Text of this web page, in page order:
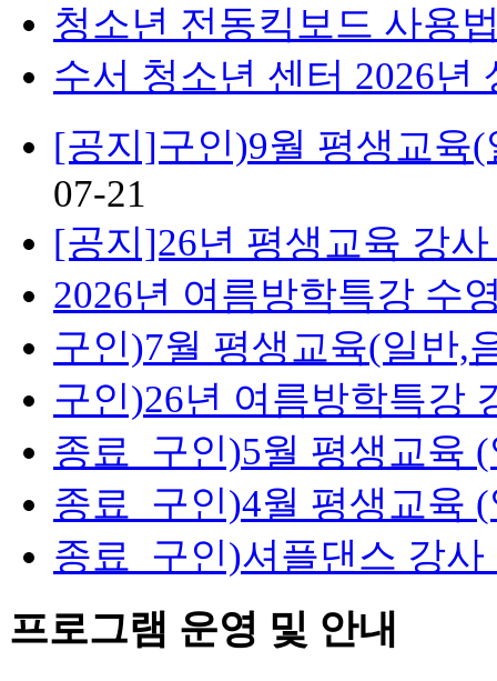
청소년 전동킥보드 사용
수서 청소년 센터 2026
[공지]구인)9월 평생교
07-21
[공지]26년 평생교육 강
2026년 여름방학특강 수
구인)7월 평생교육(일반
구인)26년 여름방학특강
종료_구인)5월 평생교육
종료_구인)4월 평생교육
종료_구인)셔플댄스 강사
프로그램 운영 및 안내